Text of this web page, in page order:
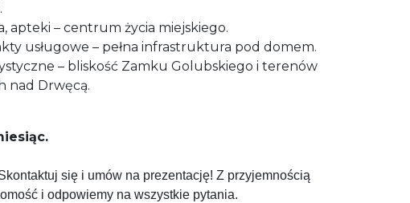
apteki – centrum życia miejskiego.
usługowe – pełna infrastruktura pod domem.
– bliskość Zamku Golubskiego i terenów
nad Drwęcą.
się i umów na prezentację! Z przyjemnością
i odpowiemy na wszystkie pytania.